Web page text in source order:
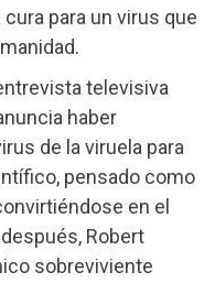
para un virus que
televisiva
haber
de la viruela para
pensado como
en el
Robert
sobreviviente